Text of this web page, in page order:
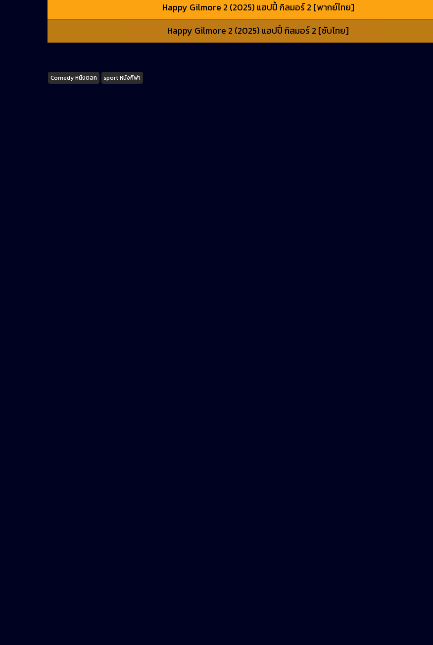
Happy Gilmore 2 (2025) แฮปปี้ กิลมอร์ 2 [พากย์ไทย]
Happy Gilmore 2 (2025) แฮปปี้ กิลมอร์ 2 [ซับไทย]
Tags
Comedy หนังตลก sport หนังกีฬา